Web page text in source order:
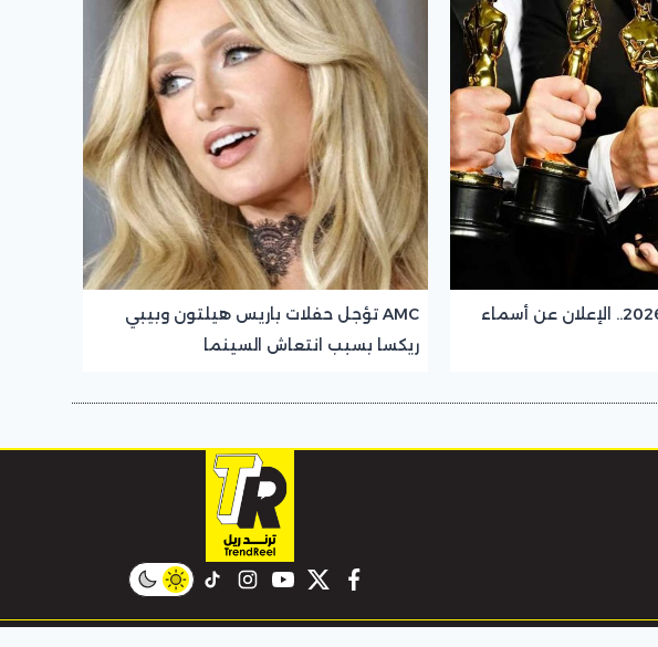
الأوسكار الفخرية 2026.. الإعلان عن أسماء
AMC تؤجل حفلات باريس هيلتون وبيبي
ريكسا بسبب انتعاش السينما
facebook
twitter
youtube
instagram
tiktok